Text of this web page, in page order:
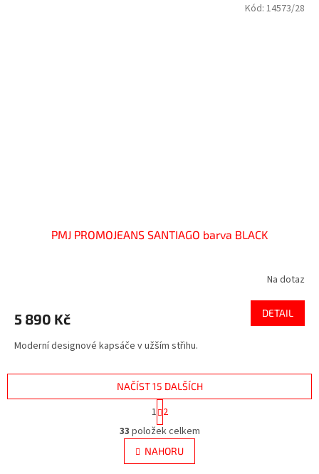
PMJ PROMOJEANS SANTIAGO barva BLACK
Na dotaz
5 890 Kč DETAIL
Moderní designové kapsáče v užším střihu.
Kód: 14573/28
O
v
l
á
NAČÍST 15 DALŠÍCH
t
r
á
n
k
1 2
33 položek celkem
NAHORU